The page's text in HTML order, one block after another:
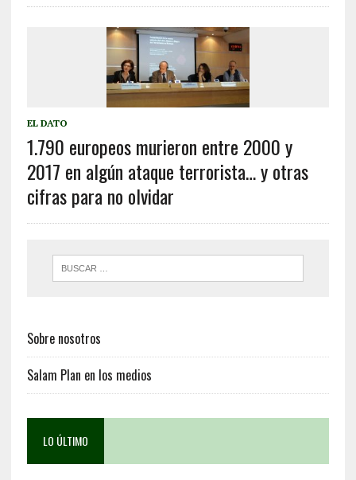
EL DATO
1.790 europeos murieron entre 2000 y
2017 en algún ataque terrorista… y otras
cifras para no olvidar
Sobre nosotros
Salam Plan en los medios
LO ÚLTIMO